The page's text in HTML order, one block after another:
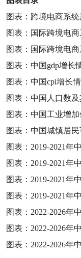
图表：跨境电商系
图表：国际跨境电
图表：国际跨境电
图表：中国 gdp增长
图表：中国cpi增长
图表：中国人口数
图表：中国工业增
图表：中国城镇居
图表： 2019-2021年
图表： 2019-2021年
图表： 2019-2021年
图表： 2019-2021年
图表： 2022-2026年
图表： 2022-2026年
图表： 2022-2026年